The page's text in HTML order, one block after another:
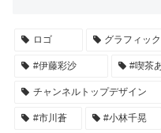
ロゴ グラフィッ
#伊藤彩沙 #喫茶
チャンネルトップデザイン
#市川蒼 #小林千晃